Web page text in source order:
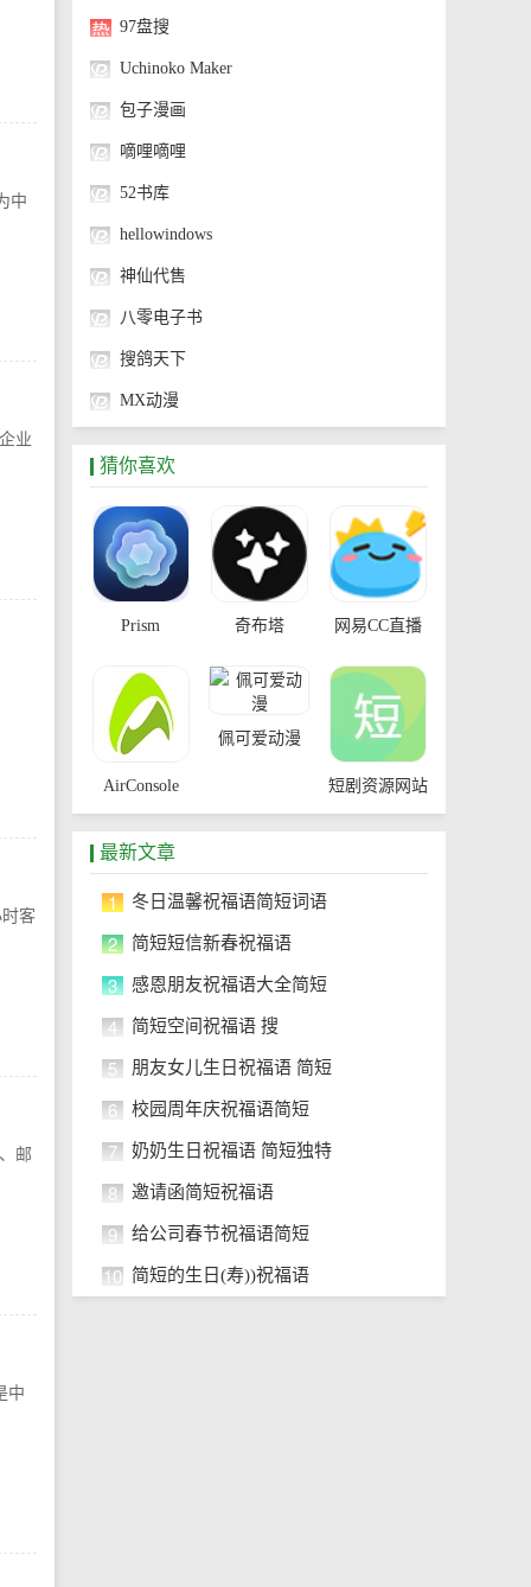
中
业
客
邮
中
97盘搜
Uchinoko Maker
包子漫画
嘀哩嘀哩
52书库
hellowindows
神仙代售
八零电子书
搜鸽天下
MX动漫
猜你喜欢
Prism 奇布塔 网易CC直播
AirConsole
佩可爱动漫
短剧资源网站
最新文章
1 冬日温馨祝福语简短词语
2 简短短信新春祝福语
3 感恩朋友祝福语大全简短
4 简短空间祝福语 搜
5 朋友女儿生日祝福语 简短
6 校园周年庆祝福语简短
7 奶奶生日祝福语 简短独特
8 邀请函简短祝福语
9 给公司春节祝福语简短
10 简短的生日(寿))祝福语